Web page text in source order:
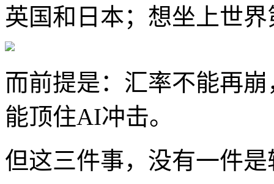
英国和日本；想坐上世
而前提是：汇率不能再
能顶住AI冲击。
但这三件事，没有一件